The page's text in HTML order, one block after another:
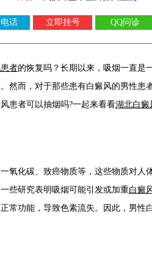
话 立即挂号 QQ问诊
者的恢复吗？长期以来，吸烟一直是
然而，对于那些患有白癜风的男性患
患者可以抽烟吗?一起来看看湖北白癜
化碳、致癌物质等，这些物质对人
些研究表明吸烟可能引发或加重白癜
常功能，导致色素流失。因此，男性